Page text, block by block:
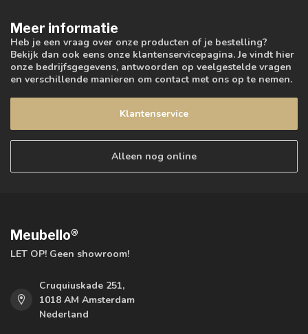
Meer informatie
Heb je een vraag over onze producten of je bestelling?
Bekijk dan ook eens onze klantenservicepagina. Je vindt hier
onze bedrijfsgegevens, antwoorden op veelgestelde vragen
en verschillende manieren om contact met ons op te nemen.
Klantenservice
Alleen nog online
Meubello®
LET OP! Geen showroom!
Cruquiuskade 251,
1018 AM Amsterdam
Nederland